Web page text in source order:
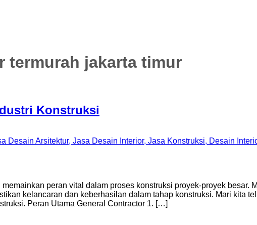
termurah jakarta timur
Konstruksi
peran vital dalam proses konstruksi proyek-proyek besar.
kelancaran dan keberhasilan dalam tahap konstruksi. Mari kita
Peran Utama General Contractor 1. […]